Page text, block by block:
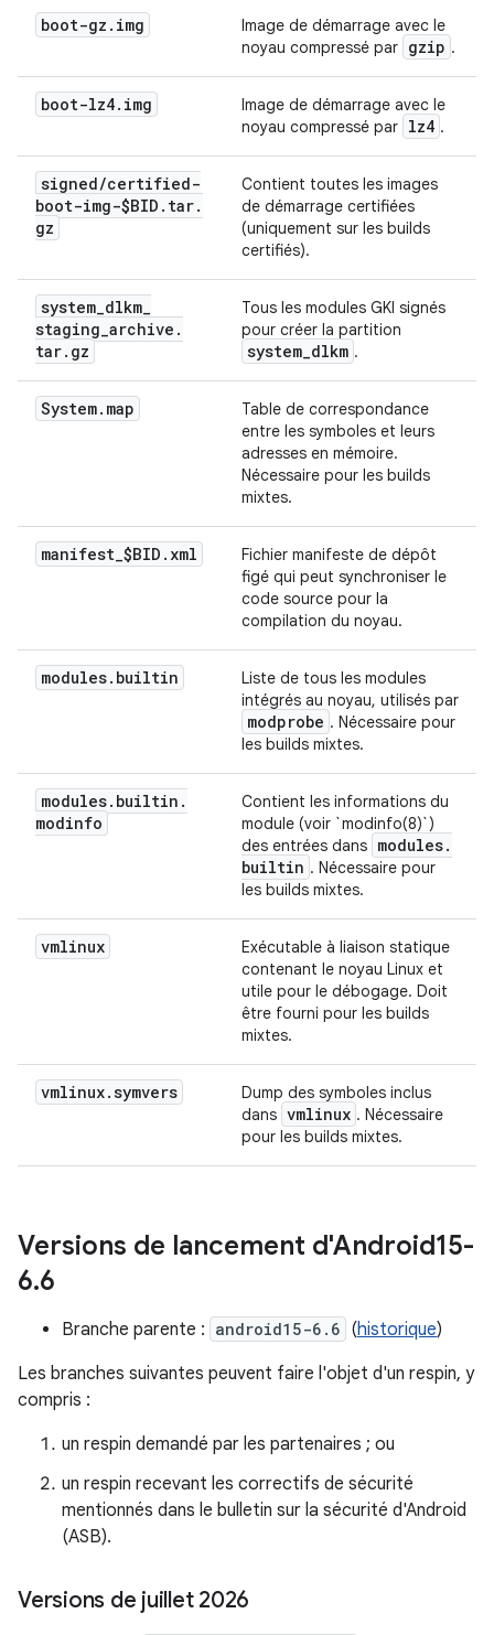
boot-gz . img
Image de démarrage avec le
noyau compressé par gzip .
boot-lz4. img
Image de démarrage avec le
noyau compressé par lz4 .
signed/certified-
boot-img-$BID . tar.
gz
Contient toutes les images
de démarrage certifiées
(uniquement sur les builds
certifiés).
system_dlkm_
staging_archive .
tar. gz
Tous les modules GKI signés
pour créer la partition
system_dlkm .
System. map
Table de correspondance
entre les symboles et leurs
adresses en mémoire.
Nécessaire pour les builds
mixtes.
manifest_$BID . xml
Fichier manifeste de dépôt
figé qui peut synchroniser le
code source pour la
compilation du noyau.
modules. builtin
Liste de tous les modules
intégrés au noyau, utilisés par
modprobe . Nécessaire pour
les builds mixtes.
modules. builtin .
modinfo
Contient les informations du
module (voir `modinfo(8)`)
des entrées dans modules.
builtin . Nécessaire pour
les builds mixtes.
vmlinux
Exécutable à liaison statique
contenant le noyau Linux et
utile pour le débogage. Doit
être fourni pour les builds
mixtes.
vmlinux.symvers
Dump des symboles inclus
dans vmlinux . Nécessaire
pour les builds mixtes.
Versions de lancement d'Android15-
6.6
Branche parente : android15-6.6 (historique)
Les branches suivantes peuvent faire l'objet d'un respin, y
compris :
un respin demandé par les partenaires ; ou
un respin recevant les correctifs de sécurité
mentionnés dans le bulletin sur la sécurité d'Android
(ASB).
Versions de juillet 2026